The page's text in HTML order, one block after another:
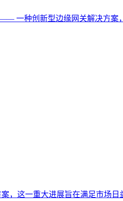
一种创新型边缘网关解决方案
，这一重大进展旨在满足市场